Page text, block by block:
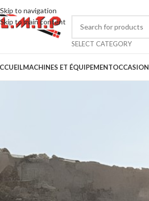
Skip to navigation
Skip to main content
SELECT CATEGORY
MACHINES ET ÉQUIPEMENTOCCASION